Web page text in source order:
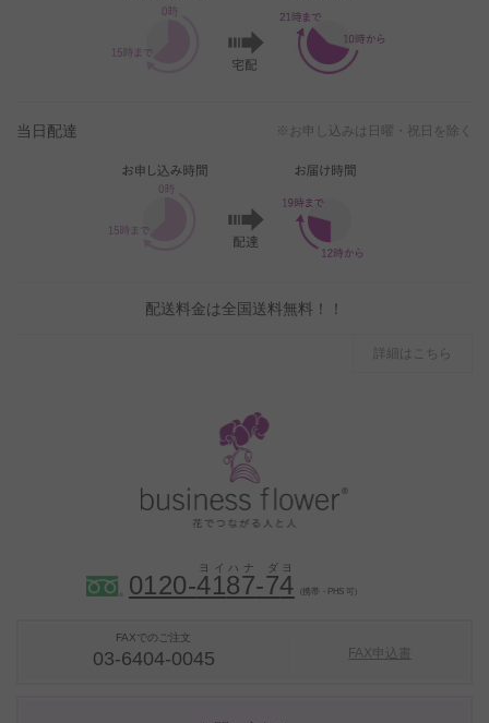
当日配達 ※お申し込みは日曜・祝日を除く
配送料金は全国送料無料！！
詳細はこちら
0120-4187-74 （携帯・PHS 可）
FAXでのご注文
03-6404-0045 FAX申込書